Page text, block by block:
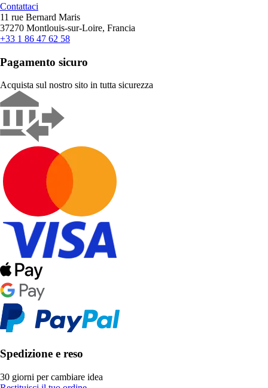
Contattaci
11 rue Bernard Maris
37270 Montlouis-sur-Loire, Francia
+33 1 86 47 62 58
Pagamento sicuro
Acquista sul nostro sito in tutta sicurezza
Spedizione e reso
30 giorni per cambiare idea